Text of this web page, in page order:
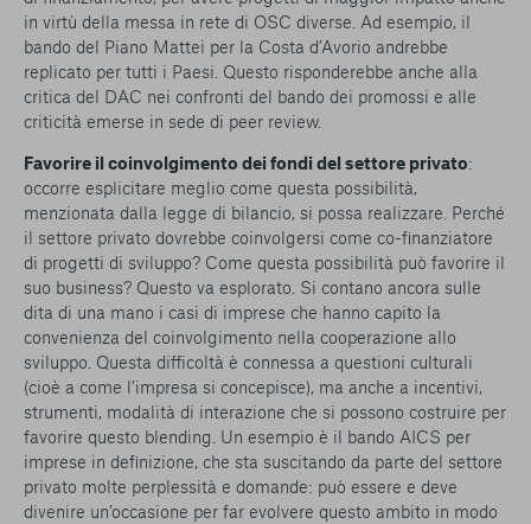
in virtù della messa in rete di OSC diverse. Ad esempio, il
bando del Piano Mattei per la Costa d’Avorio andrebbe
replicato per tutti i Paesi. Questo risponderebbe anche alla
critica del DAC nei confronti del bando dei promossi e alle
criticità emerse in sede di peer review.
Favorire il coinvolgimento dei fondi del settore privato:
occorre esplicitare meglio come questa possibilità,
menzionata dalla legge di bilancio, si possa realizzare. Perché
il settore privato dovrebbe coinvolgersi come co-finanziatore
di progetti di sviluppo? Come questa possibilità può favorire il
suo business? Questo va esplorato. Si contano ancora sulle
dita di una mano i casi di imprese che hanno capito la
convenienza del coinvolgimento nella cooperazione allo
sviluppo. Questa difficoltà è connessa a questioni culturali
(cioè a come l’impresa si concepisce), ma anche a incentivi,
strumenti, modalità di interazione che si possono costruire per
favorire questo blending. Un esempio è il bando AICS per
imprese in definizione, che sta suscitando da parte del settore
privato molte perplessità e domande: può essere e deve
divenire un’occasione per far evolvere questo ambito in modo